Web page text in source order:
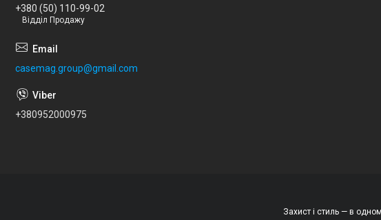
+380 (50) 110-99-02
Відділ Продажу
casemag.group@gmail.com
+380952000975